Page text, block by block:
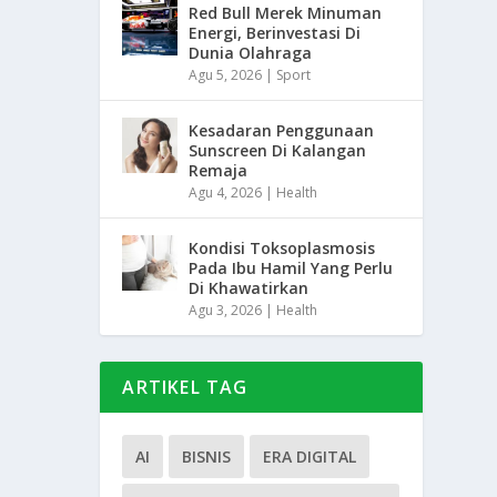
Red Bull Merek Minuman
Energi, Berinvestasi Di
Dunia Olahraga
Agu 5, 2026 | Sport
Kesadaran Penggunaan
Sunscreen Di Kalangan
Remaja
Agu 4, 2026 | Health
Kondisi Toksoplasmosis
Pada Ibu Hamil Yang Perlu
Di Khawatirkan
Agu 3, 2026 | Health
ARTIKEL TAG
AI BISNIS ERA DIGITAL